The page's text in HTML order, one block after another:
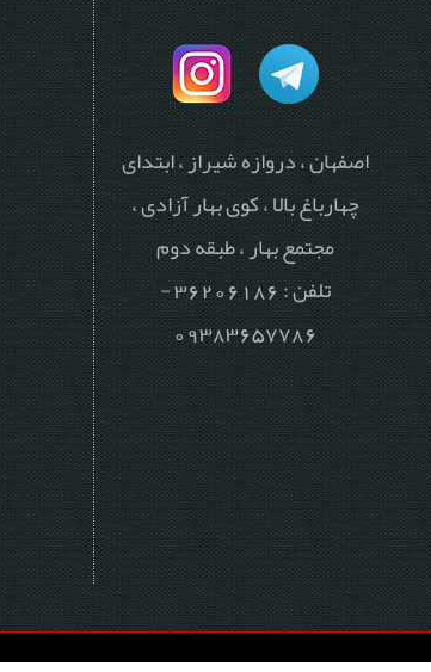
اصفهان ، دروازه شیراز ، ابتدای
چهارباغ بالا ، کوی بهار آزادی ،
مجتمع بهار ، طبقه دوم
تلفن : 36206186 -
09383657786